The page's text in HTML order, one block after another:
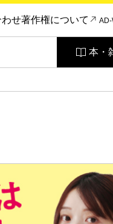
せ著作権について AD-
本・